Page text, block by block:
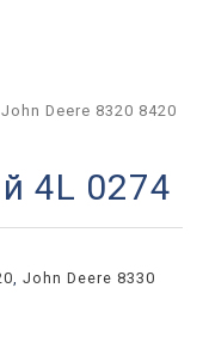
John Deere 8320 8420
4L 0274
John Deere 8330